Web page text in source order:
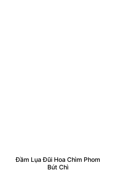
Đầm Lụa Đũi Hoa Chìm Phom
Bút Chì